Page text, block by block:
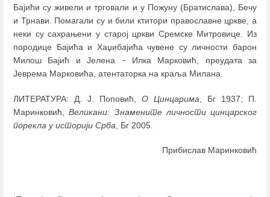
Бајићи су живели и трговали и у Пожуну (Братислава), Бечу
и Трнави. Помагали су и били ктитори православне цркве, а
неки су сахрањени у старој цркви Сремске Митровице. Из
породице Бајића и Хаџибајића чувене су личности барон
Милош Бајић и Јелена
–Илка Марковић, преудата за
Јеврема Марковића, атентаторка на краља Милана.
ЛИТЕРАТУРА: Д. Ј. Поповић, О Цинцарима , Бг 1937; П.
Маринковић,Великани: Знамените личности цинцарског
порекла у историји Срба , Бг 2005.
Прибислав Маринковић